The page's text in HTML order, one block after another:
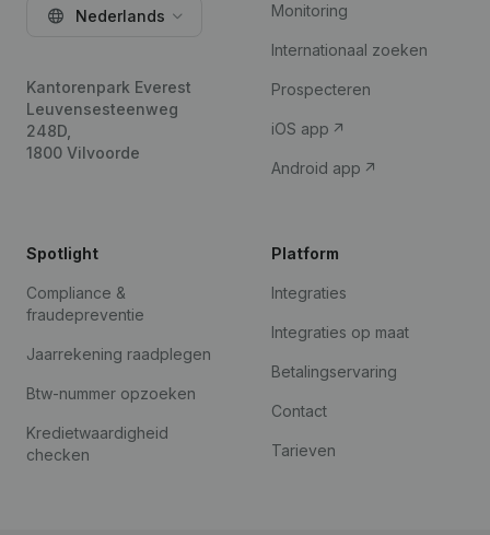
Nederlands
Kantorenpark Everest
Leuvensesteenweg
248D,
1800 Vilvoorde
Monitoring
Internationaal zoeken
Prospecteren
iOS app
Android app
Spotlight
Compliance &
fraudepreventie
Jaarrekening raadplegen
Btw-nummer opzoeken
Kredietwaardigheid
checken
Platform
Integraties
Integraties op maat
Betalingservaring
Contact
Tarieven